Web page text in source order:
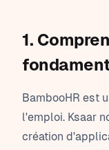
1.
BambooHR est
l'emploi. Ksaar
création